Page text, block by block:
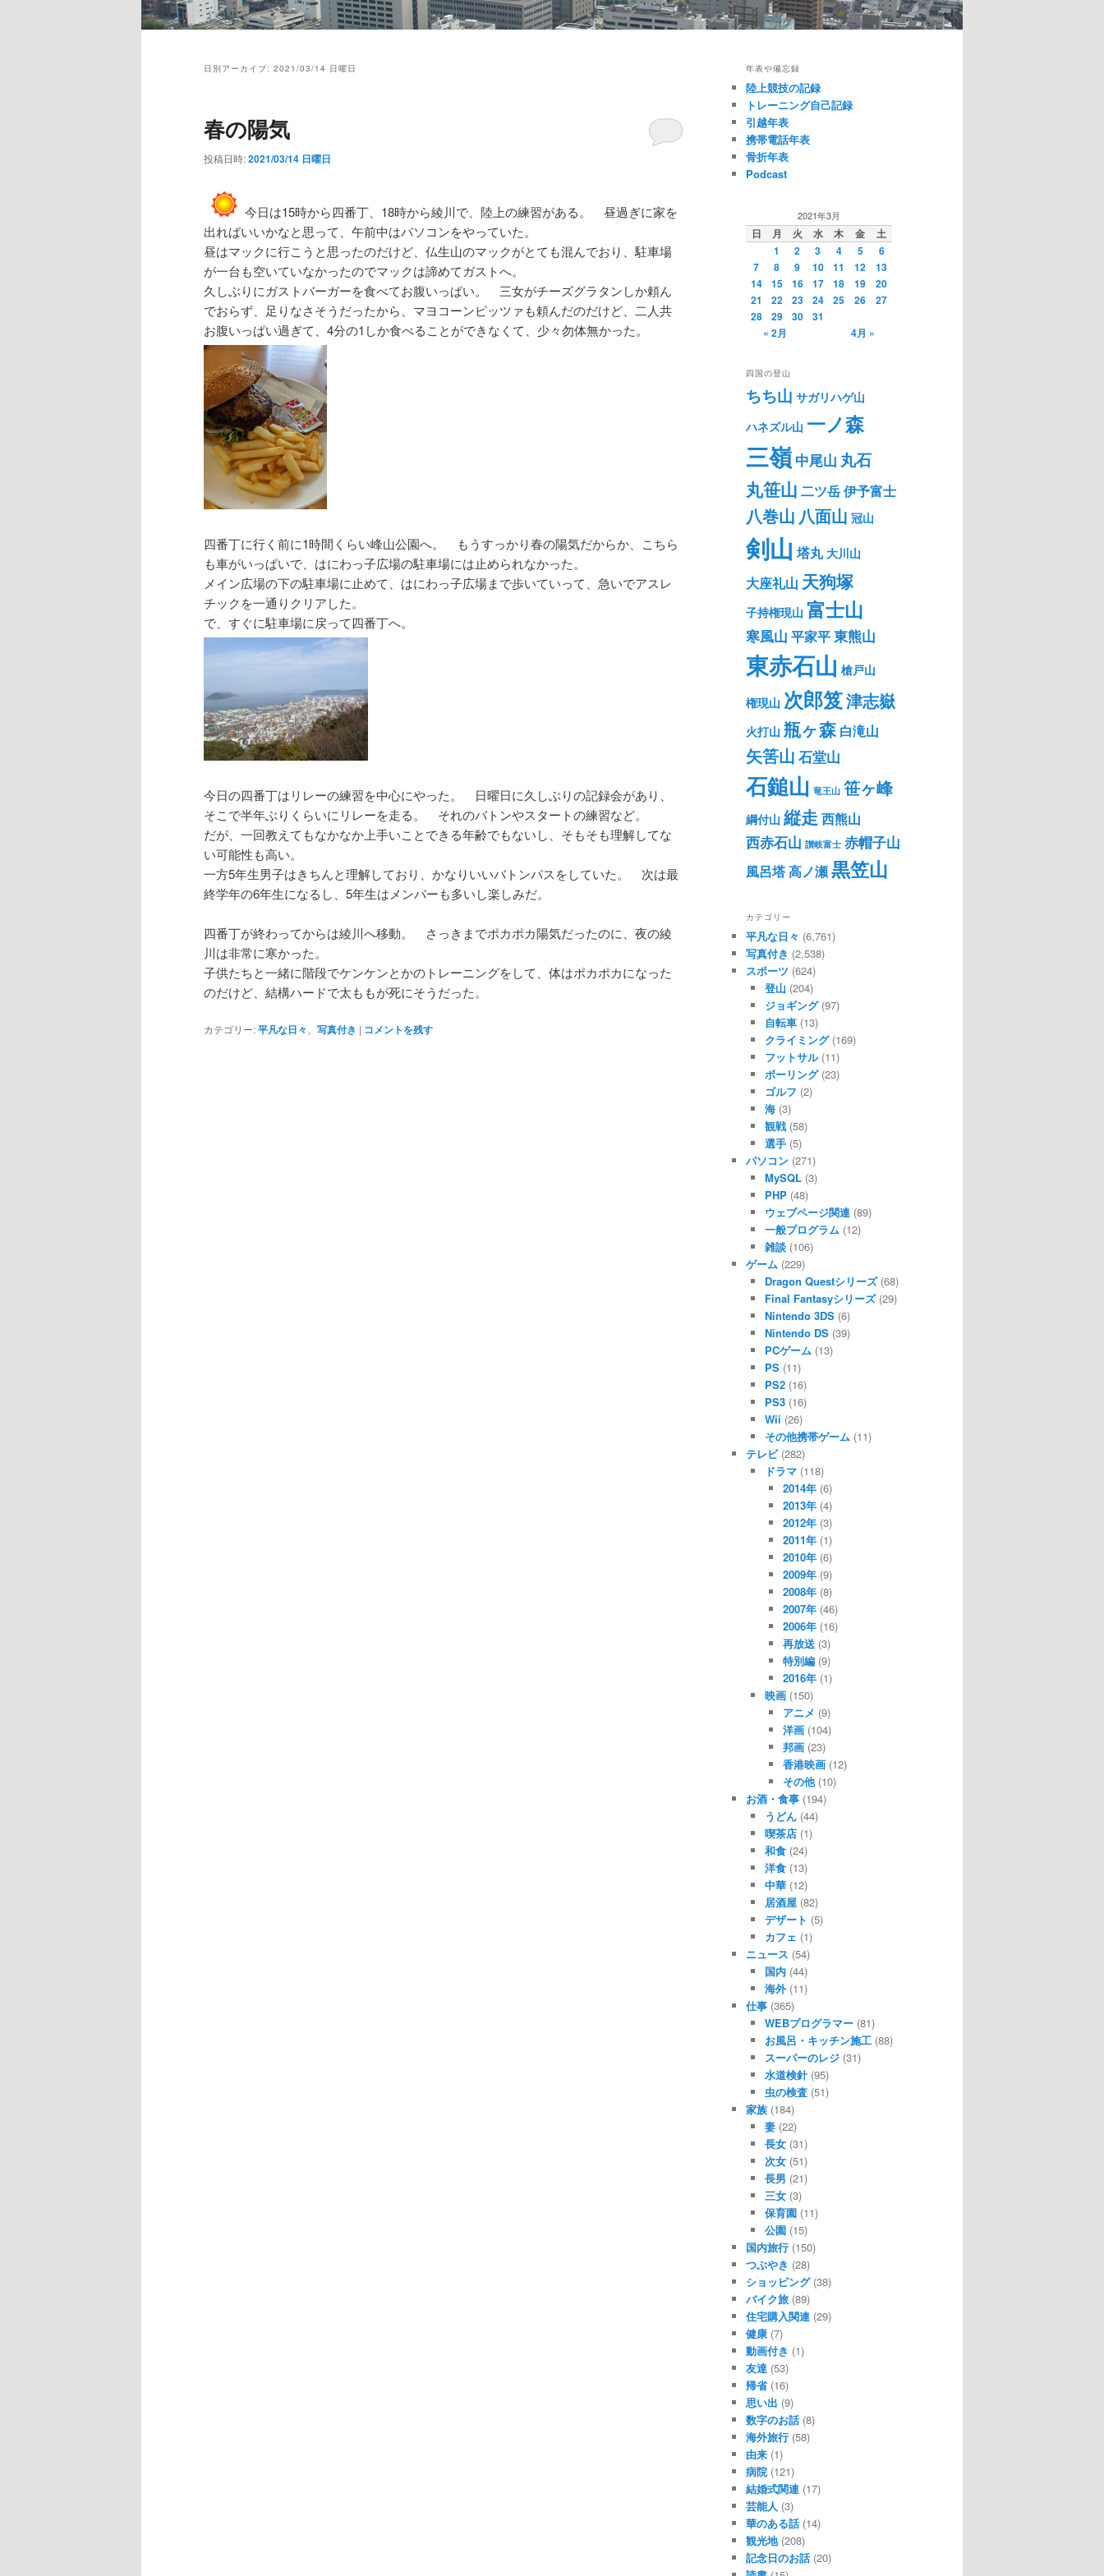
日別アーカイブ: 2021/03/14 日曜日
春の陽気
投稿日時:2021/03/14 日曜日
今日は15時から四番丁、18時から綾川で、陸上の練習がある。 昼過ぎに家を
出ればいいかなと思って、午前中はパソコンをやっていた。
昼はマックに行こうと思ったのだけど、仏生山のマックがとても混んでおり、駐車場
が一台も空いていなかったのでマックは諦めてガストへ。
久しぶりにガストバーガーを食べてお腹いっぱい。 三女がチーズグラタンしか頼ん
でおらず、足りなさそうだったから、マヨコーンピッツァも頼んだのだけど、二人共
お腹いっぱい過ぎて、4分の1しか食べることができなくて、少々勿体無かった。
四番丁に行く前に1時間くらい峰山公園へ。 もうすっかり春の陽気だからか、こちら
も車がいっぱいで、はにわっ子広場の駐車場には止められなかった。
メイン広場の下の駐車場に止めて、はにわっ子広場まで歩いていって、急いでアスレ
チックを一通りクリアした。
で、すぐに駐車場に戻って四番丁へ。
今日の四番丁はリレーの練習を中心にやった。 日曜日に久しぶりの記録会があり、
そこで半年ぶりくらいにリレーを走る。 それのバトンやスタートの練習など。
だが、一回教えてもなかなか上手いことできる年齢でもないし、そもそも理解してな
い可能性も高い。
一方5年生男子はきちんと理解しており、かなりいいバトンパスをしていた。 次は最
終学年の6年生になるし、5年生はメンバーも多いし楽しみだ。
四番丁が終わってからは綾川へ移動。 さっきまでポカポカ陽気だったのに、夜の綾
川は非常に寒かった。
子供たちと一緒に階段でケンケンとかのトレーニングをして、体はポカポカになった
のだけど、結構ハードで太ももが死にそうだった。
カテゴリー:平凡な日々 写真付き | コメントを残す
年表や備忘録
陸上競技の記録
トレーニング自己記録
引越年表
携帯電話年表
骨折年表
Podcast
2021年3月
日 月 火 水 木 金
土
1
2 3 4 5
6
7
8 9 10 11 12
13
14
15 16 17 18 19
20
21
22 23 24 25 26
27
28
29 30
31
« 2月
4月 »
四国の登山
ちち山 サガリハゲ山
ハネズル山 一ノ森
三嶺 中尾山 丸石
丸笹山 二ツ岳伊予富士
八巻山 八面山 冠山
剣山 塔丸 大川山
大座礼山 天狗塚
子持権現山 富士山
寒風山 平家平東熊山
東赤石山 槍戸山
権現山 次郎笈津志嶽
火打山 瓶ヶ森 白滝山
矢筈山 石堂山
石鎚山 竜王山 笹ヶ峰
綱付山 縦走西熊山
西赤石山 讃岐富士 赤帽子山
風呂塔高ノ瀬黒笠山
カテゴリー
平凡な日々 (6,761)
写真付き (2,538)
スポーツ (624)
登山 (204)
ジョギング(97)
自転車(13)
クライミング(169)
フットサル(11)
ボーリング(23)
ゴルフ (2)
海(3)
観戦(58)
選手(5)
パソコン (271)
MySQL(3)
PHP(48)
ウェブページ関連(89)
一般プログラム (12)
雑談(106)
ゲーム (229)
Dragon Questシリーズ(68)
Final Fantasyシリーズ(29)
Nintendo 3DS(6)
Nintendo DS(39)
PCゲーム (13)
PS(11)
PS2(16)
PS3(16)
Wii (26)
その他携帯ゲーム (11)
テレビ(282)
ドラマ(118)
2014年 (6)
2013年 (4)
2012年 (3)
2011年 (1)
2010年 (6)
2009年 (9)
2008年 (8)
2007年 (46)
2006年 (16)
再放送 (3)
特別編 (9)
2016年 (1)
映画(150)
アニメ (9)
洋画 (104)
邦画 (23)
香港映画 (12)
その他(10)
お酒・食事 (194)
うどん(44)
喫茶店(1)
和食(24)
洋食(13)
中華(12)
居酒屋(82)
デザート (5)
カフェ (1)
ニュース (54)
国内(44)
海外(11)
仕事 (365)
WEBプログラマー(81)
お風呂・キッチン施工(88)
スーパーのレジ(31)
水道検針(95)
虫の検査(51)
家族 (184)
妻(22)
長女(31)
次女(51)
長男 (21)
三女(3)
保育園(11)
公園(15)
国内旅行 (150)
つぶやき (28)
ショッピング(38)
バイク旅 (89)
住宅購入関連 (29)
健康 (7)
動画付き (1)
友達 (53)
帰省(16)
思い出 (9)
数字のお話 (8)
海外旅行 (58)
由来 (1)
病院 (121)
結婚式関連 (17)
芸能人 (3)
華のある話 (14)
観光地(208)
記念日のお話 (20)